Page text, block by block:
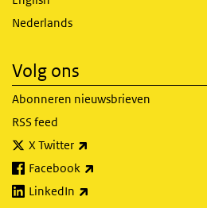
Nederlands
Volg ons
Abonneren nieuwsbrieven
RSS feed
X Twitter
Facebook
LinkedIn